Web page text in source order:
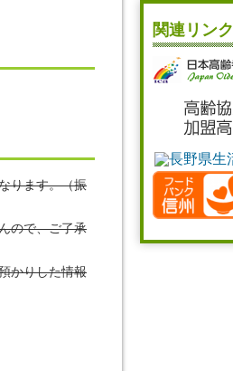
ります。（振
ので、ご了承
かりした情報
関連リンク